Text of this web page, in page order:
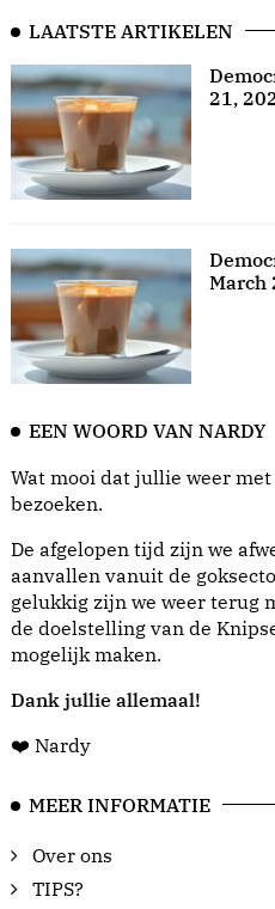
LAATSTE ARTIKELEN
21,
March
EEN WOORD VAN NARDY
Wat mooi dat jullie weer
bezoeken.
De afgelopen tijd zijn we
aanvallen vanuit de
gelukkig zijn we weer terug
de doelstelling van de
mogelijk maken.
Dank jullie allemaal!
❤️ Nardy
MEER INFORMATIE
Over ons
TIPS?